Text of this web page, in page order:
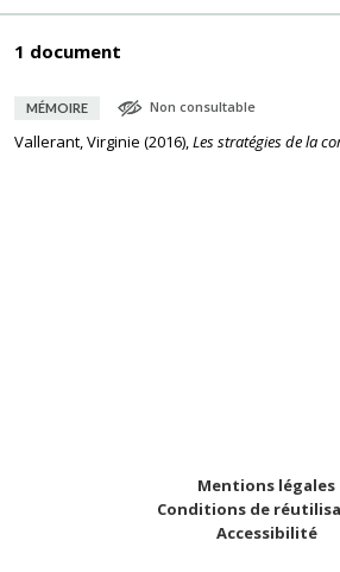
1 document
MÉMOIRE Non consultable
Vallerant, Virginie (2016),Les stratégies de la
Mentions légales
Conditions de
Accessibilité